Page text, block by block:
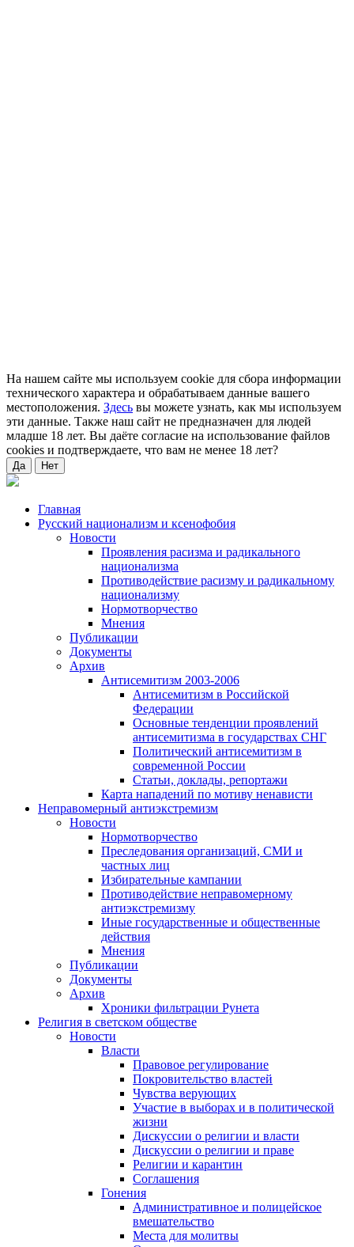
На нашем сайте мы используем cookie для сбора информации
технического характера и обрабатываем данные вашего
местоположения. Здесь вы можете узнать, как мы используем
эти данные. Также наш сайт не предназначен для людей
младше 18 лет. Вы даёте согласие на использование файлов
cookies и подтверждаете, что вам не менее 18 лет?
Да Нет
Главная
Русский национализм и ксенофобия
Новости
Проявления расизма и радикального
национализма
Противодействие расизму и радикальному
национализму
Нормотворчество
Мнения
Публикации
Документы
Архив
Антисемитизм 2003-2006
Антисемитизм в Российской
Федерации
Основные тенденции проявлений
антисемитизма в государствах СНГ
Политический антисемитизм в
современной России
Статьи, доклады, репортажи
Карта нападений по мотиву ненависти
Неправомерный антиэкстремизм
Новости
Нормотворчество
Преследования организаций, СМИ и
частных лиц
Избирательные кампании
Противодействие неправомерному
антиэкстремизму
Иные государственные и общественные
действия
Мнения
Публикации
Документы
Архив
Хроники фильтрации Рунета
Религия в светском обществе
Новости
Власти
Правовое регулирование
Покровительство властей
Чувства верующих
Участие в выборах и в политической
жизни
Дискуссии о религии и власти
Дискуссии о религии и праве
Религии и карантин
Соглашения
Гонения
Административное и полицейское
вмешательство
Места для молитвы